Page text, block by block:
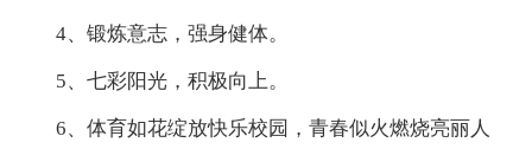
4、锻炼意志，强身健体。
5、七彩阳光，积极向上。
6、体育如花绽放快乐校园，青春似火燃烧亮丽人